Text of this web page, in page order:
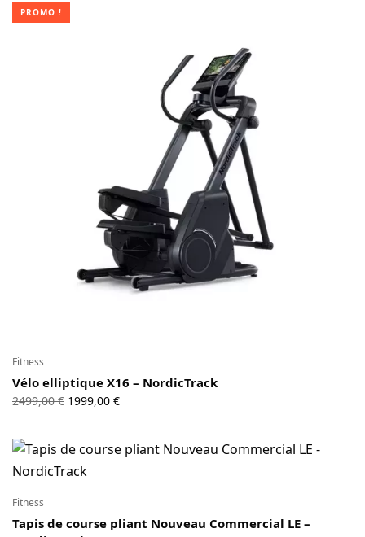
PROMO !
Fitness
Vélo elliptique X16 – NordicTrack
2499,00€ Le prix
2499,00 €.
1999,00 €Le prix
1999,00 €.
Fitness
Tapis de course pliant Nouveau Commercial LE –